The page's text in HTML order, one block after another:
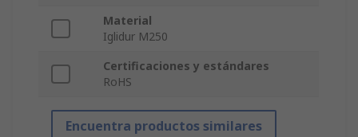
Material
Iglidur M250
Certificaciones y estándares
RoHS
Encuentra productos similares